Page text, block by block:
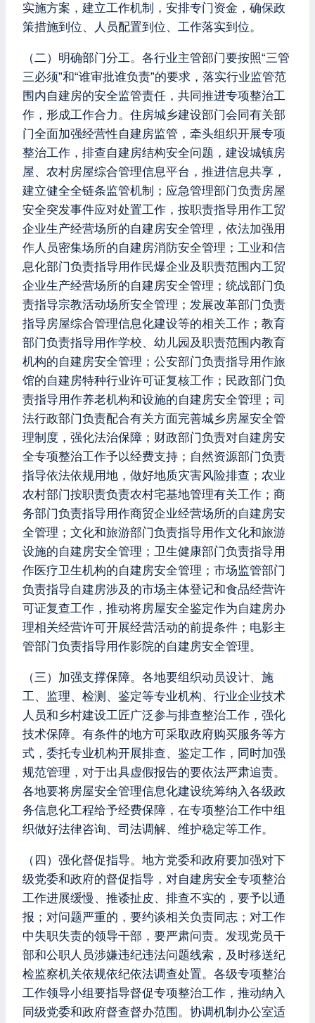
实施方案，建立工作机制，安排专门资金，确保政
策措施到位、人员配置到位、工作落实到位。
（二）明确部门分工。各行业主管部门要按照“三管
三必须”和“谁审批谁负责”的要求，落实行业监管范
围内自建房的安全监管责任，共同推进专项整治工
作，形成工作合力。住房城乡建设部门会同有关部
门全面加强经营性自建房监管，牵头组织开展专项
整治工作，排查自建房结构安全问题，建设城镇房
屋、农村房屋综合管理信息平台，推进信息共享，
建立健全全链条监管机制；应急管理部门负责房屋
安全突发事件应对处置工作，按职责指导用作工贸
企业生产经营场所的自建房安全管理，依法加强用
作人员密集场所的自建房消防安全管理；工业和信
息化部门负责指导用作民爆企业及职责范围内工贸
企业生产经营场所的自建房安全管理；统战部门负
责指导宗教活动场所安全管理；发展改革部门负责
指导房屋综合管理信息化建设等的相关工作；教育
部门负责指导用作学校、幼儿园及职责范围内教育
机构的自建房安全管理；公安部门负责指导用作旅
馆的自建房特种行业许可证复核工作；民政部门负
责指导用作养老机构和设施的自建房安全管理；司
法行政部门负责配合有关方面完善城乡房屋安全管
理制度，强化法治保障；财政部门负责对自建房安
全专项整治工作予以经费支持；自然资源部门负责
指导依法依规用地，做好地质灾害风险排查；农业
农村部门按职责负责农村宅基地管理有关工作；商
务部门负责指导用作商贸企业经营场所的自建房安
全管理；文化和旅游部门负责指导用作文化和旅游
设施的自建房安全管理；卫生健康部门负责指导用
作医疗卫生机构的自建房安全管理；市场监管部门
负责指导自建房涉及的市场主体登记和食品经营许
可证复查工作，推动将房屋安全鉴定作为自建房办
理相关经营许可开展经营活动的前提条件；电影主
管部门负责指导用作影院的自建房安全管理。
（三）加强支撑保障。各地要组织动员设计、施
工、监理、检测、鉴定等专业机构、行业企业技术
人员和乡村建设工匠广泛参与排查整治工作，强化
技术保障。有条件的地方可采取政府购买服务等方
式，委托专业机构开展排查、鉴定工作，同时加强
规范管理，对于出具虚假报告的要依法严肃追责。
各地要将房屋安全管理信息化建设统筹纳入各级政
务信息化工程给予经费保障，在专项整治工作中组
织做好法律咨询、司法调解、维护稳定等工作。
（四）强化督促指导。地方党委和政府要加强对下
级党委和政府的督促指导，对自建房安全专项整治
工作进展缓慢、推诿扯皮、排查不实的，要予以通
报；对问题严重的，要约谈相关负责同志；对工作
中失职失责的领导干部，要严肃问责。发现党员干
部和公职人员涉嫌违纪违法问题线索，及时移送纪
检监察机关依规依纪依法调查处置。各级专项整治
工作领导小组要指导督促专项整治工作，推动纳入
同级党委和政府督查督办范围。协调机制办公室适